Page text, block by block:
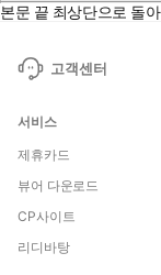
본문 끝 최상단으로 돌
고객센터
서비스
제휴카드
뷰어 다운로드
CP사이트
리디바탕